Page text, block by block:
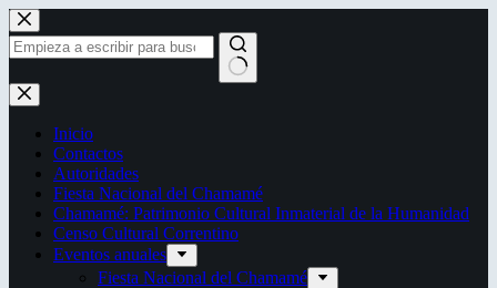
Saltar
al
contenido
Sin
resultados
Inicio
Contactos
Autoridades
Fiesta Nacional del Chamamé
Chamamé: Patrimonio Cultural Inmaterial de la Humanidad
Censo Cultural Correntino
Eventos anuales
Fiesta Nacional del Chamamé